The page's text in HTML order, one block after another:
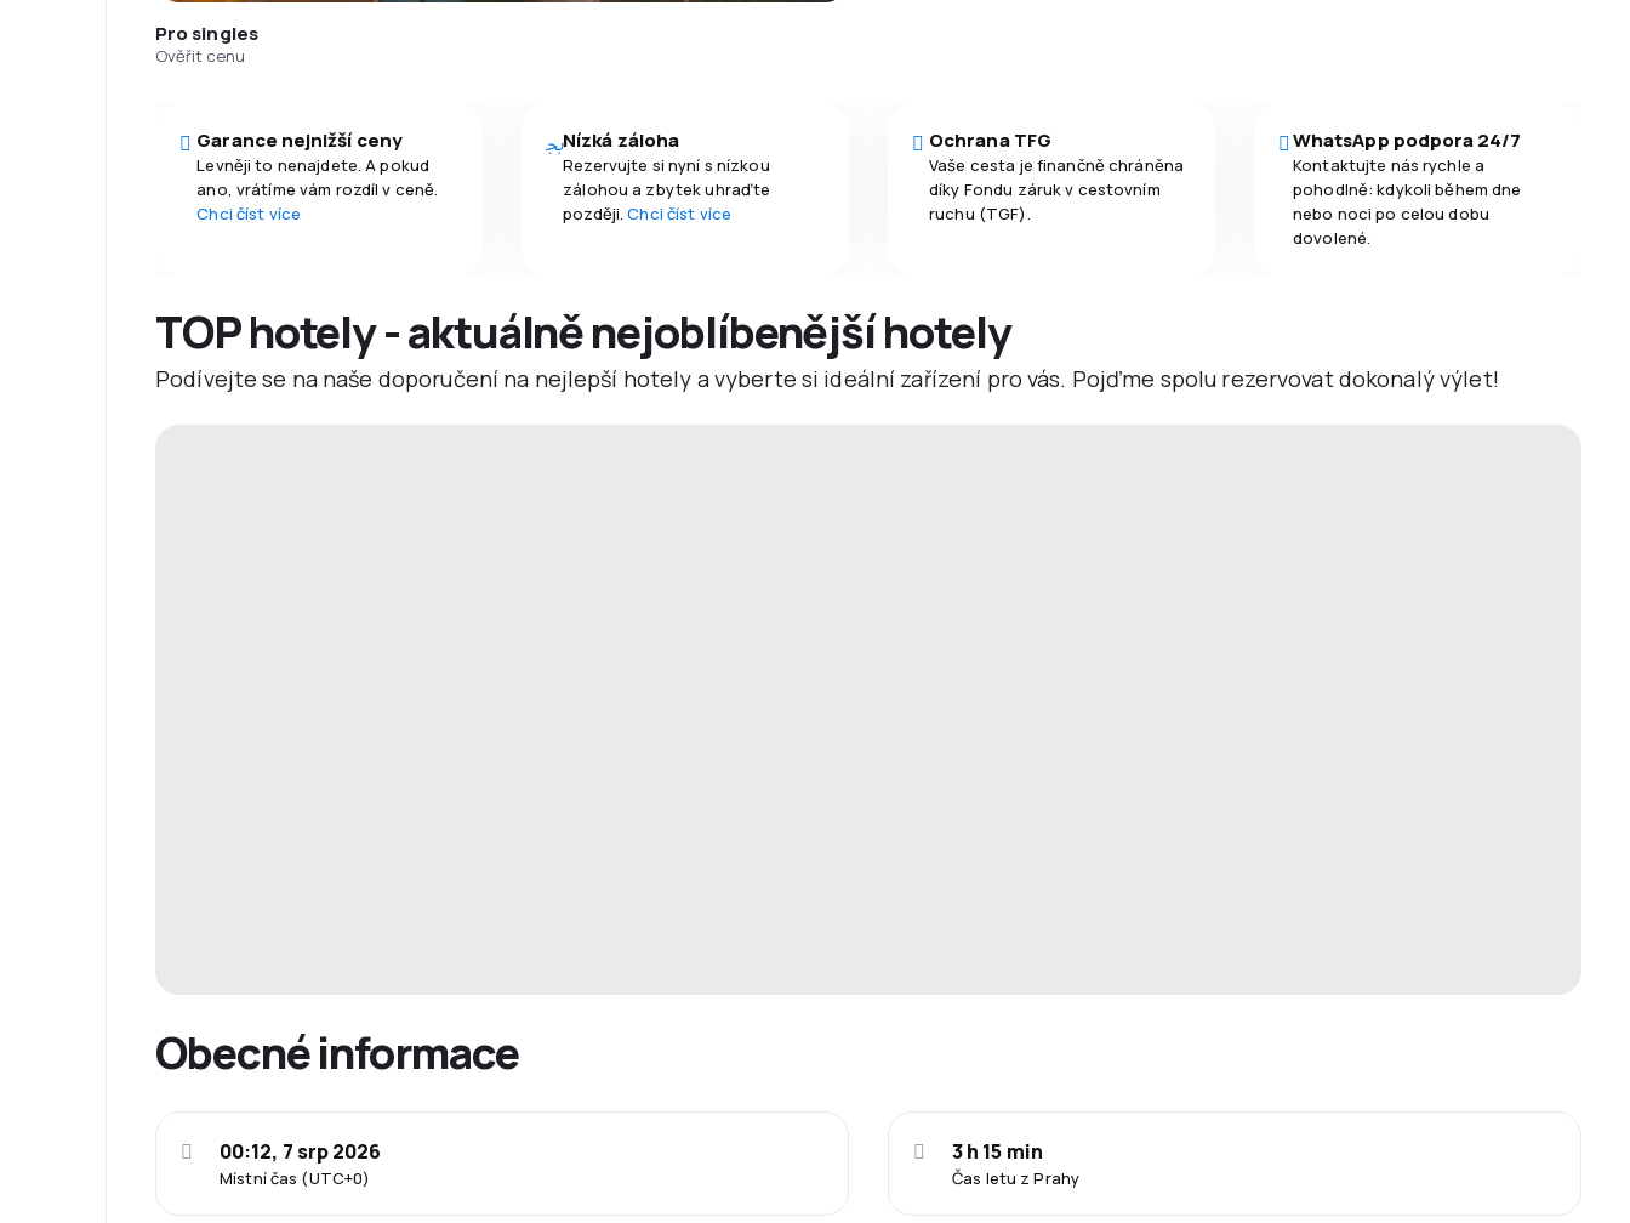
Pro singles
Ověřit cenu
Garance nejnižší ceny
Levněji to nenajdete. A pokud
ano, vrátíme vám rozdíl v ceně.
Chci číst více
Nízká záloha
Rezervujte si nyní s nízkou
zálohou a zbytek uhraďte
později.Chci číst více
Ochrana TFG
Vaše cesta je finančně chráněna
díky Fondu záruk v cestovním
ruchu (TGF).
WhatsApp podpora 24/7
Kontaktujte nás rychle a
pohodlně: kdykoli během dne
nebo noci po celou dobu
dovolené.
TOP hotely - aktuálně nejoblíbenější hotely
Podívejte se na naše doporučení na nejlepší hotely a vyberte si ideální zařízení pro vás. Pojďme spolu rezervovat dokonalý výlet!
Obecné informace
Místní čas (UTC+0)
00:12, 7 srp 2026
Čas letu z Prahy
3 h 15 min